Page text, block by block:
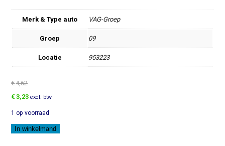
Merk & Type auto VAG-Groep
Groep 09
Locatie 953223
€4,62
Oorspronkelijke
was:
€4,62.
€3,23Huidige
is:
€3,23.
excl. btw
1 op voorraad
Houder
aantal
In winkelmand